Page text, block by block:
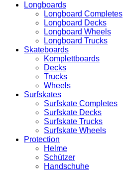
Longboards
Longboard Completes
Longboard Decks
Longboard Wheels
Longboard Trucks
Skateboards
Komplettboards
Decks
Trucks
Wheels
Surfskates
Surfskate Completes
Surfskate Decks
Surfskate Trucks
Surfskate Wheels
Protection
Helme
Schützer
Handschuhe